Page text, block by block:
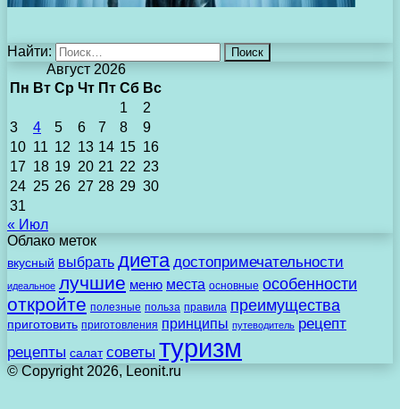
Найти:
Август 2026
Пн Вт Ср Чт Пт Сб Вс
1
2
3
4 5 6 7 8
9
10 11 12 13 14 15 16
17 18 19 20 21 22 23
24 25 26 27 28 29 30
31
« Июл
Облако меток
вкусный выбрать диета достопримечательности
идеальное лучшие меню места основные особенности
откройте полезные польза правила преимущества
приготовить приготовления принципы путеводитель рецепт
рецепты салат советы туризм
© Copyright 2026, Leonit.ru